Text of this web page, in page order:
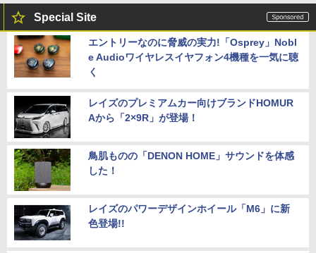
Special Site
エントリーなのに脅威の実力!「Osprey」Nobl
e Audioワイヤレスイヤフォン4機種を一気に聴
く
レイズのプレミアムカー向けブランドHOMUR
Aから「2×9R」が登場！
鳥肌ものの「DENON HOME」サウンドを体感
した！
レイズのパワーデザインホイール「M6」に新
色登場!!